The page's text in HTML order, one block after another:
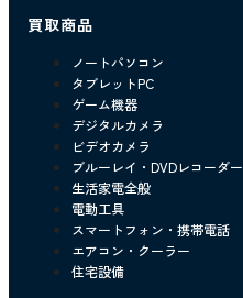
買取商品
ノートパソコン
タブレットPC
ゲーム機器
デジタルカメラ
ビデオカメラ
ブルーレイ・DVDレコーダー
生活家電全般
電動工具
スマートフォン・携帯電話
エアコン・クーラー
住宅設備